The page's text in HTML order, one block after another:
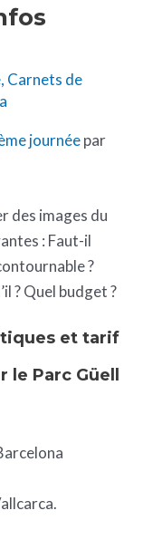
, Carnets de
journéepar
des images du
: Faut-il
?
? Quel budget ?
et tarif
le Parc Güell